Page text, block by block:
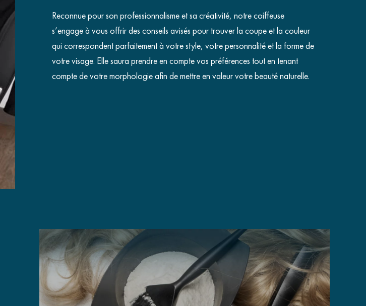
Reconnue pour son professionnalisme et sa créativité, notre coiffeuse
s’engage à vous offrir des conseils avisés pour trouver la coupe et la couleur
qui correspondent parfaitement à votre style, votre personnalité et la forme de
votre visage. Elle saura prendre en compte vos préférences tout en tenant
compte de votre morphologie afin de mettre en valeur votre beauté naturelle.